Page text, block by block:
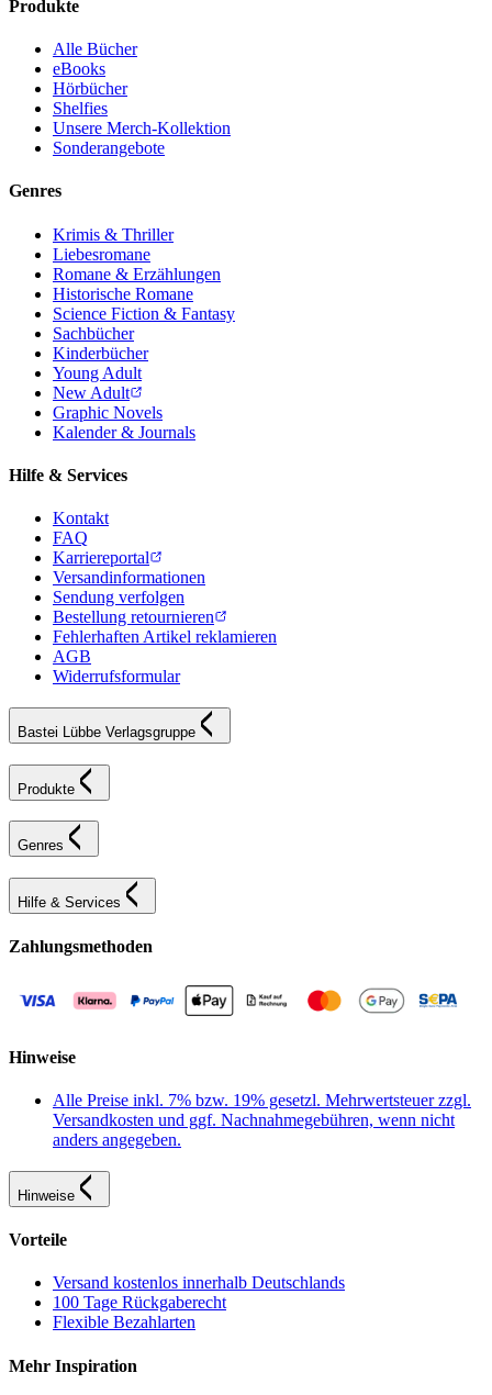
Produkte
Alle Bücher
eBooks
Hörbücher
Shelfies
Unsere Merch-Kollektion
Sonderangebote
Genres
Krimis & Thriller
Liebesromane
Romane & Erzählungen
Historische Romane
Science Fiction & Fantasy
Sachbücher
Kinderbücher
Young Adult
New Adult
Graphic Novels
Kalender & Journals
Hilfe & Services
Kontakt
FAQ
Karriereportal
Versandinformationen
Sendung verfolgen
Bestellung retournieren
Fehlerhaften Artikel reklamieren
AGB
Widerrufsformular
Bastei Lübbe Verlagsgruppe
Produkte
Genres
Hilfe & Services
Zahlungsmethoden
Hinweise
Alle Preise inkl. 7% bzw. 19% gesetzl. Mehrwertsteuer zzgl.
Versandkosten und ggf. Nachnahmegebühren, wenn nicht
anders angegeben.
Hinweise
Vorteile
Versand kostenlos innerhalb Deutschlands
100 Tage Rückgaberecht
Flexible Bezahlarten
Mehr Inspiration